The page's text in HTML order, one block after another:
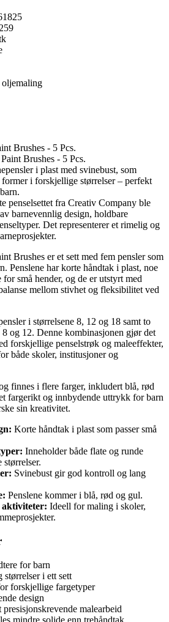
Brushes - 5 Pcs.
i plast med svinebust, som
i forskjellige størrelser – perfekt
penselsettet fra Creativ Company ble
barnevennlig design, holdbare
Det representerer et rimelig og
Brushes er et sett med fem pensler som
Penslene har korte håndtak i plast, noe
små hender, og de er utstyrt med
mellom stivhet og fleksibilitet ved
i størrelsene 8, 12 og 18 samt to
8 og 12. Denne kombinasjonen gjør det
forskjellige penselstrøk og maleeffekter,
både skoler, institusjoner og
finnes i flere farger, inkludert blå, rød
fargerikt og innbydende uttrykk for barn
sin kreativitet.
Korte håndtak i plast som passer små
Inneholder både flate og runde
Svinebust gir god kontroll og lang
Penslene kommer i blå, rød og gul.
Ideell for maling i skoler,
for barn
størrelser i ett sett
forskjellige fargetyper
design
malearbeid
mindre solide enn trehåndtak